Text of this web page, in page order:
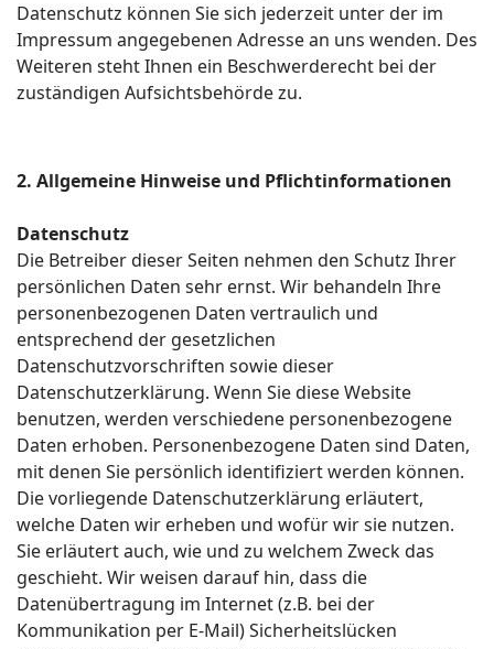
Datenschutz können Sie sich jederzeit unter der im
Impressum angegebenen Adresse an uns wenden. Des
Weiteren steht Ihnen ein Beschwerderecht bei der
zuständigen Aufsichtsbehörde zu.
2. Allgemeine Hinweise und Pflichtinformationen
Datenschutz
Die Betreiber dieser Seiten nehmen den Schutz Ihrer
persönlichen Daten sehr ernst. Wir behandeln Ihre
personenbezogenen Daten vertraulich und
entsprechend der gesetzlichen
Datenschutzvorschriften sowie dieser
Datenschutzerklärung. Wenn Sie diese Website
benutzen, werden verschiedene personenbezogene
Daten erhoben. Personenbezogene Daten sind Daten,
mit denen Sie persönlich identifiziert werden können.
Die vorliegende Datenschutzerklärung erläutert,
welche Daten wir erheben und wofür wir sie nutzen.
Sie erläutert auch, wie und zu welchem Zweck das
geschieht. Wir weisen darauf hin, dass die
Datenübertragung im Internet (z.B. bei der
Kommunikation per E-Mail) Sicherheitslücken